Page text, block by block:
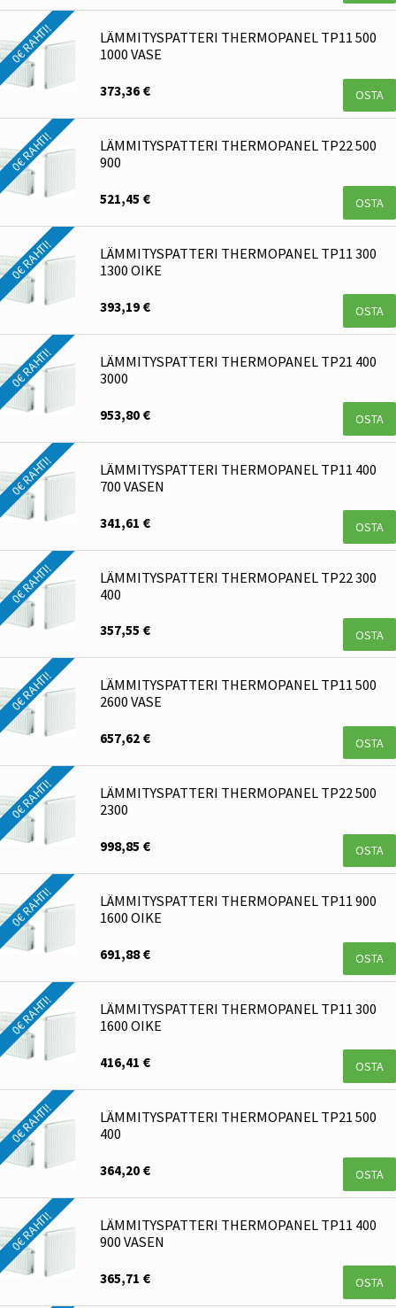
0€ RAHTI!
LÄMMITYSPATTERI THERMOPANEL TP11 500
1000 VASE
373,36 € OSTA
0€ RAHTI!
LÄMMITYSPATTERI THERMOPANEL TP22 500
900
521,45 € OSTA
0€ RAHTI!
LÄMMITYSPATTERI THERMOPANEL TP11 300
1300 OIKE
393,19 € OSTA
0€ RAHTI!
LÄMMITYSPATTERI THERMOPANEL TP21 400
3000
953,80 € OSTA
0€ RAHTI!
LÄMMITYSPATTERI THERMOPANEL TP11 400
700 VASEN
341,61 € OSTA
0€ RAHTI!
LÄMMITYSPATTERI THERMOPANEL TP22 300
400
357,55 € OSTA
0€ RAHTI!
LÄMMITYSPATTERI THERMOPANEL TP11 500
2600 VASE
657,62 € OSTA
0€ RAHTI!
LÄMMITYSPATTERI THERMOPANEL TP22 500
2300
998,85 € OSTA
0€ RAHTI!
LÄMMITYSPATTERI THERMOPANEL TP11 900
1600 OIKE
691,88 € OSTA
0€ RAHTI!
LÄMMITYSPATTERI THERMOPANEL TP11 300
1600 OIKE
416,41 € OSTA
0€ RAHTI!
LÄMMITYSPATTERI THERMOPANEL TP21 500
400
364,20 € OSTA
0€ RAHTI!
LÄMMITYSPATTERI THERMOPANEL TP11 400
900 VASEN
365,71 € OSTA